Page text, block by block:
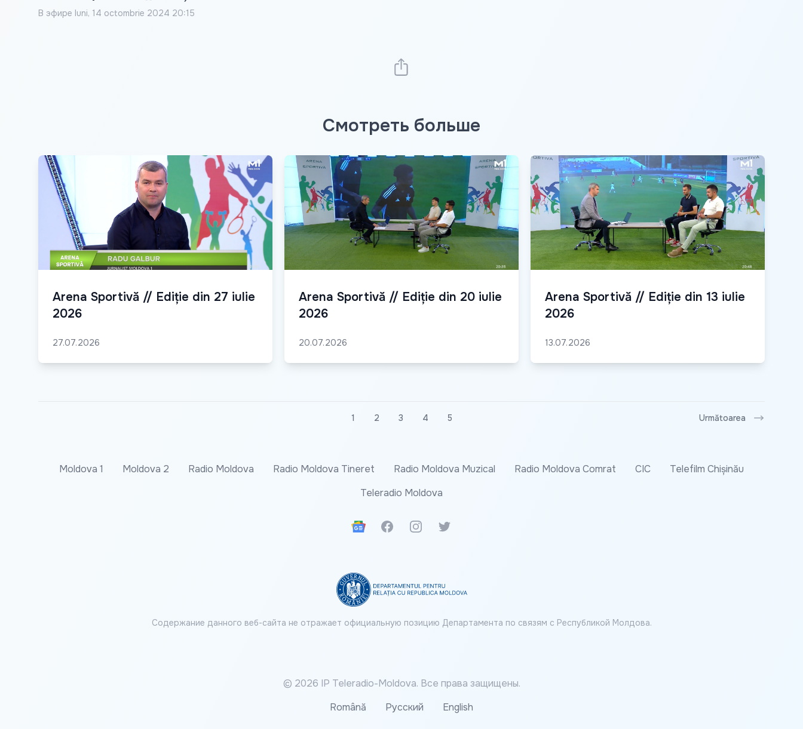
В эфире luni, 14 octombrie 2024 20:15
Смотреть больше
Arena Sportivă // Ediție din 27 iulie
2026
27.07.2026
Arena Sportivă // Ediție din 20 iulie
2026
20.07.2026
Arena Sportivă // Ediție din 13 iulie
2026
13.07.2026
1 2 3 4 5 Următoarea
Moldova 1 Moldova 2 Radio Moldova Radio Moldova Tineret Radio Moldova Muzical Radio Moldova Comrat CIC
Telefilm Chișinău
Teleradio Moldova
Google News
FacebookInstagramTwitter
Содержание данного веб-сайта не отражает официальную позицию Департамента по связям с Республикой Молдова.
© 2026 IP Teleradio-Moldova. Все права защищены.
Română
Русский English